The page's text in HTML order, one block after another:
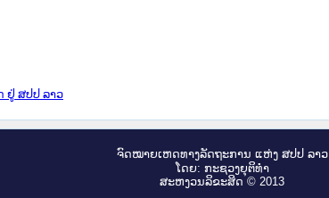
ຢູ່ ສປປ ລາວ
ຈົດ​ໝາຍ​ເຫດ​ທາງ​ລັດ​ຖະ​ການ ແຫ່ງ ສ​ປ​ປ ລາວ
ໂດຍ: ກະ​ຊວງຍຸ​ຕິ​ທຳ
ສະ​ຫງວນ​ລິ​ຂະ​ສິດ © 2013